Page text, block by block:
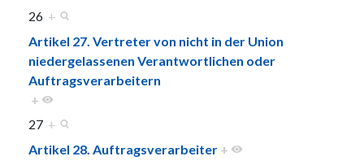
26 +
Artikel 27. Vertreter von nicht in der Union
niedergelassenen Verantwortlichen oder
Auftragsverarbeitern
+
27 +
Artikel 28. Auftragsverarbeiter +